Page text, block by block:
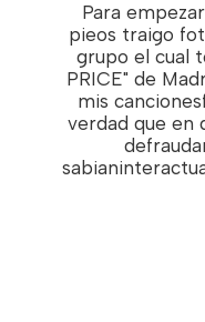
Para
pieos traigo
grupo el cual
PRICE" de
mis
verdad que en